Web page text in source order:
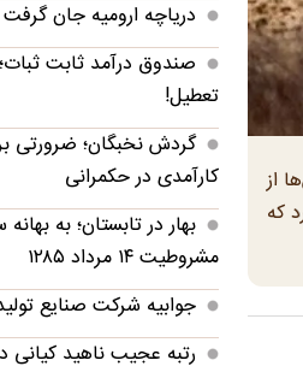
از
دارد که
دریاچه ارومیه جان گرفت
صندوق درآمد ثابت
تعطیل!
گردش نخبگان؛ ضرورتی
کارآمدی در حکمرانی
بهار در تابستان؛ به
مشروطیت ۱۴ مرداد ۱۲۸۵
جوابیه شرکت صنایع
رتبه عجیب ناهید کیانی